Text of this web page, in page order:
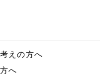
えの方へ
へ